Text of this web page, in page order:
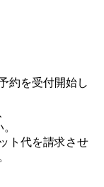
約を受付開始し
ト代を請求させ